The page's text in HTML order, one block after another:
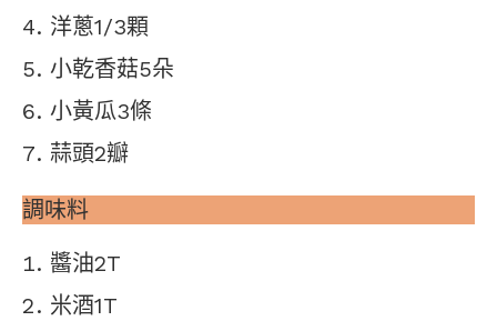
洋蔥1/3顆
小乾香菇5朵
小黃瓜3條
蒜頭2瓣
調味料
醬油2T
米酒1T